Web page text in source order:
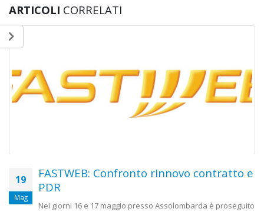
ARTICOLI CORRELATI
e
è proseguito
07 La solita storia
umane si è nuovamente abbattuta su un